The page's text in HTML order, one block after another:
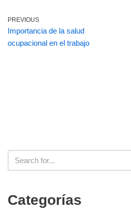
PREVIOUS
Importancia de la salud
ocupacional en el trabajo
Categorías